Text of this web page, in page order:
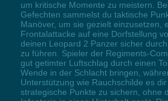
um kritische Momente zu meistern.
Gefechten sammelst du taktische
Manöver, um sie gezielt einzusetzen,
Frontalattacke auf eine Dorfstellung
deinen Leopard 2 Panzer sicher
zu führen. Spieler der Regiments-
gut getimter Luftschlag durch einen
Wende in der Schlacht bringen,
Unterstützung wie Rauchschilde es dir
strategische Punkte zu sichern, ohne